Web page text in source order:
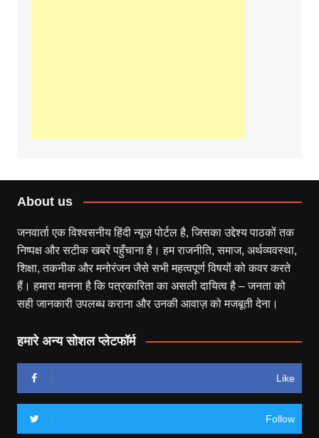
About us
जनवार्ता एक विश्वसनीय हिंदी न्यूज़ पोर्टल है, जिसका उद्देश्य पाठकों तक
निष्पक्ष और सटीक खबरें पहुँचाना है। हम राजनीति, समाज, अर्थव्यवस्था,
शिक्षा, तकनीक और मनोरंजन जैसे सभी महत्वपूर्ण विषयों को कवर करते
हैं। हमारा मानना है कि पत्रकारिता का असली दायित्व है – जनता को
सही जानकारी उपलब्ध कराना और उनकी आवाज़ को मजबूती देना।
हमारे अन्य सोशल प्लेटफॉर्म
Like
Follow